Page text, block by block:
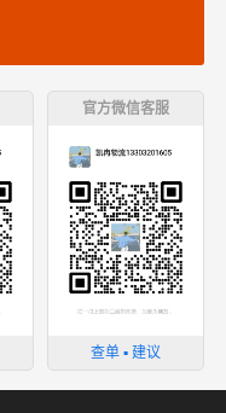
官方微信客服
查单 ▪ 建议